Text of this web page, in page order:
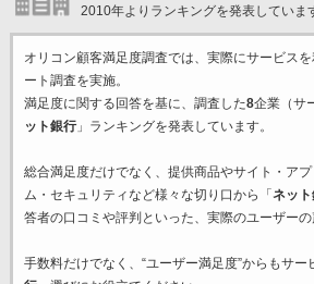
2010年よりランキングを発表していま
オリコン顧客満足度調査では、実際にサービス
ート調査を実施。
満足度に関する回答を基に、調査した8企業（サ
ット銀行」ランキングを発表しています。
総合満足度だけでなく、提供商品やサイト・ア
ム・セキュリティなど様々な切り口から「ネッ
答者の口コミや評判といった、実際のユーザーの
手数料だけでなく、“ユーザー満足度”からもサー